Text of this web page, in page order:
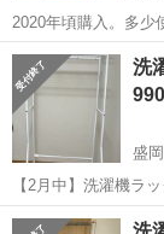
2020年頃購入。多少
検討ください。 3月
す。 箱はないので、
カー】 NITORI 【品...
岩手 盛岡市
洗
盛
【2月中】洗濯機ラ
net.jp/ec/product/8530581s/ 3年弱使用していました
岩手 盛岡市